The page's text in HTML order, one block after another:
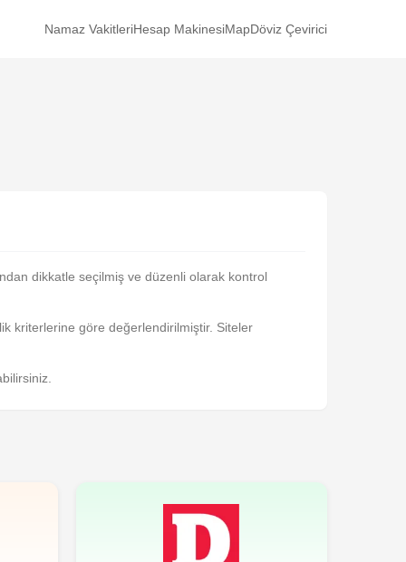
Namaz VakitleriHesap MakinesiMapDöviz Çevirici
dikkatle seçilmiş ve düzenli olarak kontrol
kriterlerine göre değerlendirilmiştir. Siteler